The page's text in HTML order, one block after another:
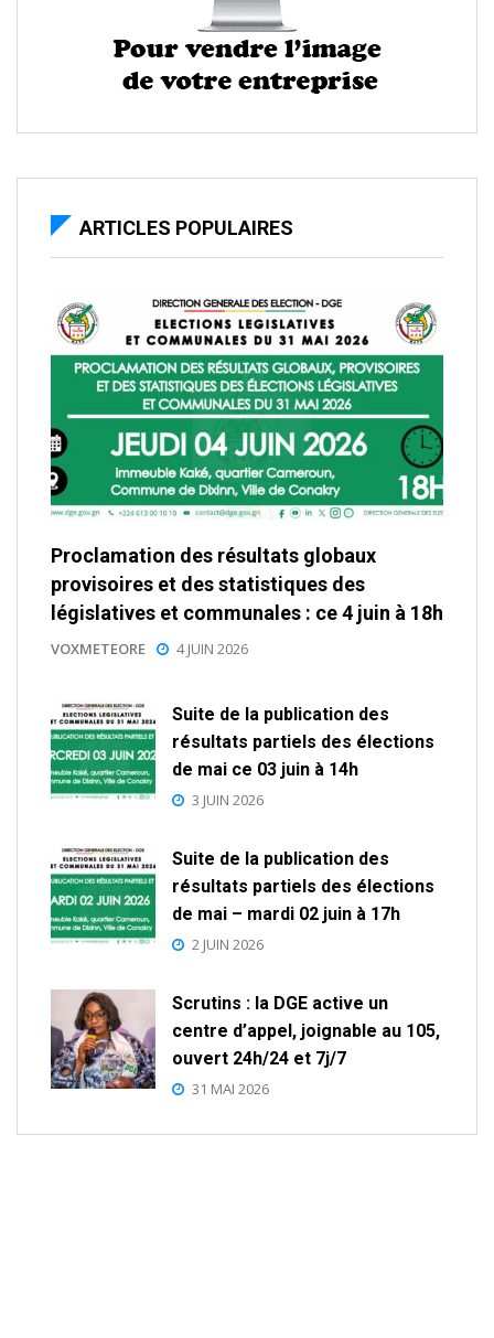
ARTICLES POPULAIRES
Proclamation des résultats globaux
provisoires et des statistiques des
législatives et communales : ce 4 juin à 18h
VOXMETEORE 4 JUIN 2026
Suite de la publication des
résultats partiels des élections
de mai ce 03 juin à 14h
3 JUIN 2026
Suite de la publication des
résultats partiels des élections
de mai – mardi 02 juin à 17h
2 JUIN 2026
Scrutins : la DGE active un
centre d’appel, joignable au 105,
ouvert 24h/24 et 7j/7
31 MAI 2026